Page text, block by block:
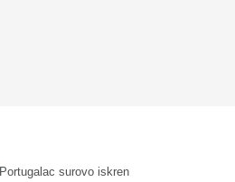
Portugalac surovo iskren